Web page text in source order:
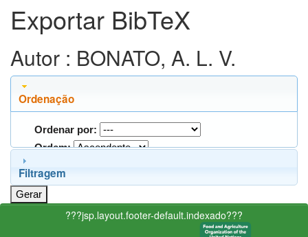
Exportar BibTeX
Autor : BONATO, A. L. V.
Ordenação
Ordenar por:
Ordem:
Filtragem
???jsp.layout.footer-default.indexado???